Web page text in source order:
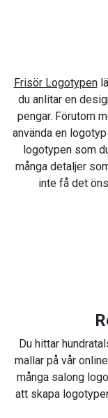
Frisör Logotypen
du anlitar en
pengar. Förutom
använda en
logotypen som
många detaljer
inte få det
Du hittar
mallar på vår
många salong
att skapa